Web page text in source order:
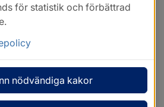
för statistik och förbättrad
nödvändiga kakor